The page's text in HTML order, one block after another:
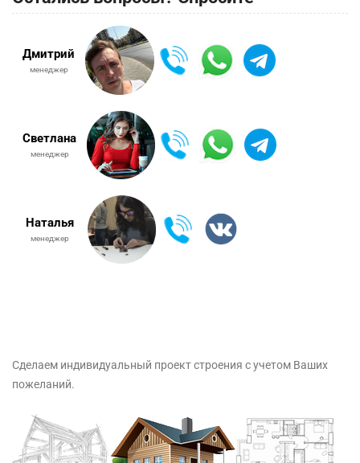
Дмитрий
менеджер
Светлана
менеджер
Наталья
менеджер
Сделаем индивидуальный проект строения с учетом Ваших
пожеланий.